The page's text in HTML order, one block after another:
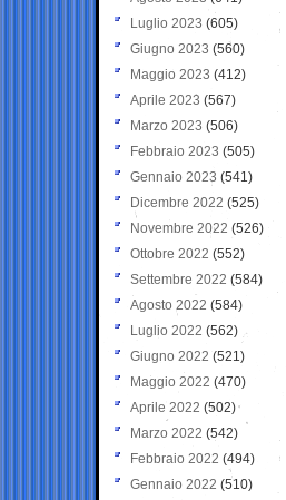
Luglio 2023 (605)
Giugno 2023 (560)
Maggio 2023 (412)
Aprile 2023 (567)
Marzo 2023 (506)
Febbraio 2023 (505)
Gennaio 2023 (541)
Dicembre 2022 (525)
Novembre 2022 (526)
Ottobre 2022 (552)
Settembre 2022 (584)
Agosto 2022 (584)
Luglio 2022 (562)
Giugno 2022 (521)
Maggio 2022 (470)
Aprile 2022 (502)
Marzo 2022 (542)
Febbraio 2022 (494)
Gennaio 2022 (510)